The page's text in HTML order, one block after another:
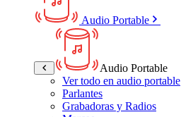
Audio Portable
Audio Portable
Ver todo en audio portable
Parlantes
Grabadoras y Radios